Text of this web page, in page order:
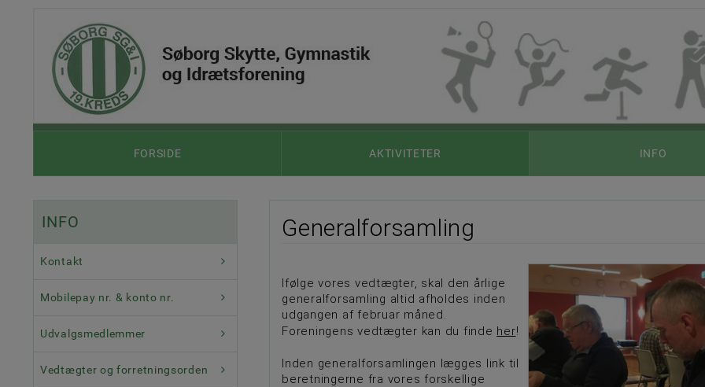
FORSIDE AKTIVITETER INFO
INFO
Kontakt
Mobilepay nr. & konto nr.
Udvalgsmedlemmer
Vedtægter og forretningsorden
Generalforsamling
Ifølge vores vedtægter, skal den årlige
generalforsamling altid afholdes inden
udgangen af februar måned.
Foreningens vedtægter kan du finde her!
Inden generalforsamlingen lægges link til
beretningerne fra vores forskellige